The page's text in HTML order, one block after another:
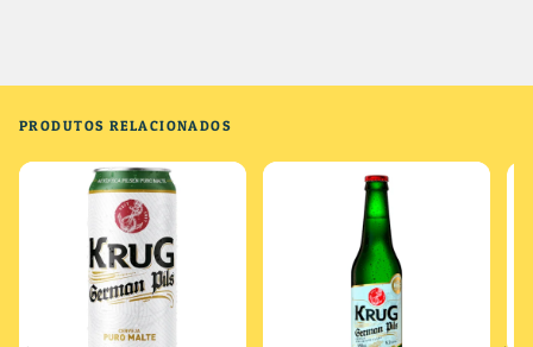
PRODUTOS RELACIONADOS